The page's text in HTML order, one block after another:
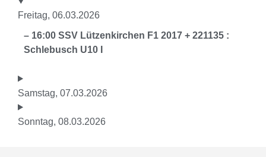
Freitag, 06.03.2026
– 16:00 SSV Lützenkirchen F1 2017 + 221135 :
Schlebusch U10 I
Samstag, 07.03.2026
Sonntag, 08.03.2026